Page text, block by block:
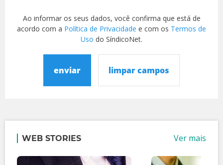
Ao informar os seus dados, você confirma que está de
acordo com a Política de Privacidade e com os Termos de
Uso do SíndicoNet.
enviar limpar campos
WEB STORIES Ver mais